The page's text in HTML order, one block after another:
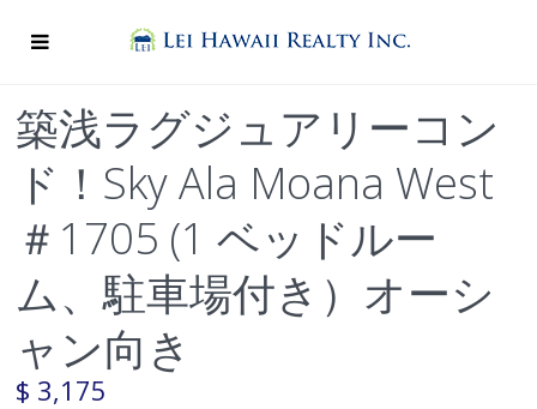
築浅ラグジュアリーコン
ド！Sky Ala Moana West
＃1705 (1 ベッドルー
ム、駐車場付き）オーシ
ャン向き
$ 3,175